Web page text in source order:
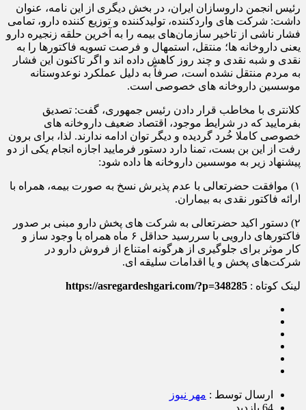
رئیس انجمن داروسازان ایران، در بخش دیگری از این نامه، عنوان
داشت: شرکت های واردکننده، تولیدکننده و توزیع کننده دارو، تمامی
فشار ناشی از تاخیر سازمان‌های بیمه را به آخرین حلقه زنجیره دارو
یعنی داروخانه ها؛ منتقل، استمهال و فرصت تسویه فاکتورها را به
نقدی و شبه نقدی و چند روز کاهش داده اند و اگر تاکنون این فشار
به مردم منتقل نشده است، صرفاً به دلیل عملکرد نوعدوستانه
موسسین داروخانه های خصوصی است.
کلانتری با مخاطب قرار دادن رئیس جمهوری، گفت: تصدیق
بفرمایید که در شرایط موجود، اقتصاد ضعیف داروخانه های
خصوصی کاملا خُرد گردیده و دیگر توان ادامه ندارند. لذا، برای برون
رفت از این بن بست، تمنا دارد دستور فرمایید اجازه انجام یکی از دو
پیشنهاد زیر به موسسین داروخانه ها داده شود:
۱) موافقت حضرتعالی با عدم پذیرش نسخ به صورت بیمه، همراه با
ارائه فاکتور نقدی به بیماران.
۲) دستور اکید حضرتعالی به شرکت های پخش دارو مبنی بر صدور
فاکتورهای دارویی با سررسید حداقل ۶ ماه همراه با وجود ساز و
کار موثر برای جلوگیری از هرگونه امتناع از فروش دارو در
شرکت‌های پخش و یا اقدامات سلیقه ای.
لینک کوتاه : https://asregardeshgari.com/?p=348285
ارسال توسط : مهر نیوز